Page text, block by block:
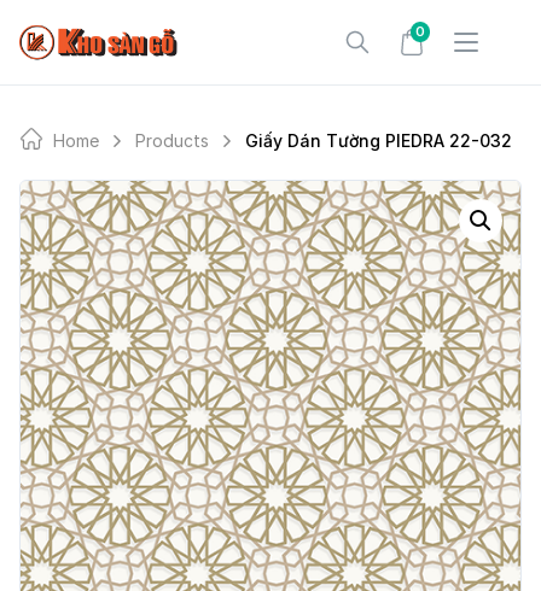
0
Home Products Giấy Dán Tường PIEDRA 22-032